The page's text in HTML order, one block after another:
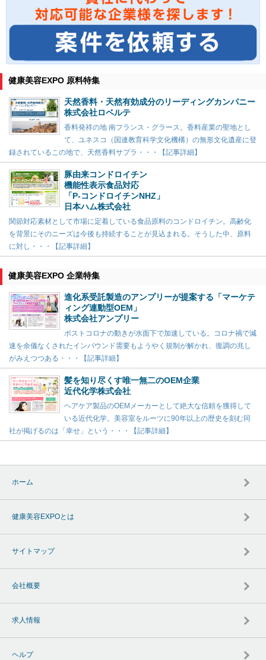
健康美容EXPO 原料特集
天然香料・天然有効成分のリーディングカンパニー
株式会社ロベルテ
香料発祥の地 南フランス・グラース。香料産業の聖地とし
て、ユネスコ（国連教育科学文化機構）の無形文化遺産に登
録されているこの地で、天然香料サプラ・・・【記事詳細】
豚由来コンドロイチン
機能性表示食品対応
「P-コンドロイチンNHZ」
日本ハム株式会社
関節対応素材として市場に定着している食品原料のコンドロイチン。高齢化
を背景にそのニーズは今後も持続することが見込まれる。そうした中、原料
に対し・・・【記事詳細】
健康美容EXPO 企業特集
進化系受託製造のアンプリーが提案する「マーケテ
ィング連動型OEM」
株式会社アンプリー
ポストコロナの動きが水面下で加速している。コロナ禍で減
速を余儀なくされたインバウンド需要もようやく規制が解かれ、復調の兆し
がみえつつある・・・【記事詳細】
髪を知り尽くす唯一無二のOEM企業
近代化学株式会社
ヘアケア製品のOEMメーカーとして絶大な信頼を獲得して
いる近代化学。美容室をルーツに90年以上の歴史を刻む同
社が掲げるのは「幸せ」という・・・【記事詳細】
ホーム
健康美容EXPOとは
サイトマップ
会社概要
求人情報
ヘルプ